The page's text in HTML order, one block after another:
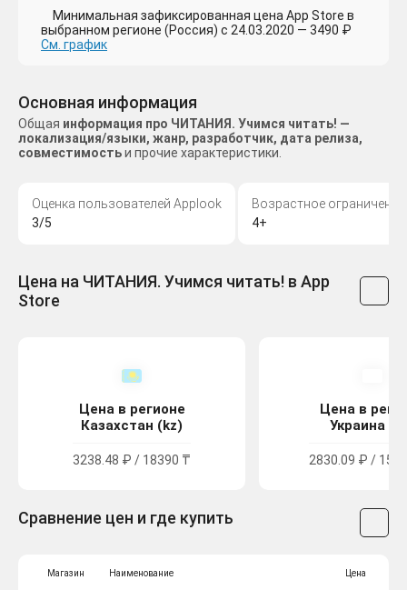
Минимальная зафиксированная цена App Store в
выбранном регионе (Россия) с 24.03.2020 — 3490 ₽
См. график
Основная информация
Общая информация про ЧИТАНИЯ. Учимся читать! —
локализация/языки, жанр, разработчик, дата релиза,
совместимостьи прочие характеристики.
Оценка пользователей Applook
3/5
Возрастное ограничение
4+
Цена на ЧИТАНИЯ. Учимся читать! в App
Store
Цена в регионе
Казахстан (kz)
3238.48 ₽ / 18390 ₸
Цена в
Украина
2830.09 ₽ /
Сравнение цен и где купить
Магазин Наименование Цена